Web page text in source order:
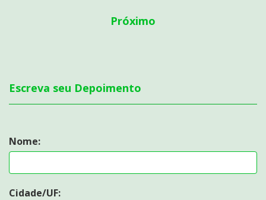
Próximo
Escreva seu Depoimento
Nome:
Cidade/UF: